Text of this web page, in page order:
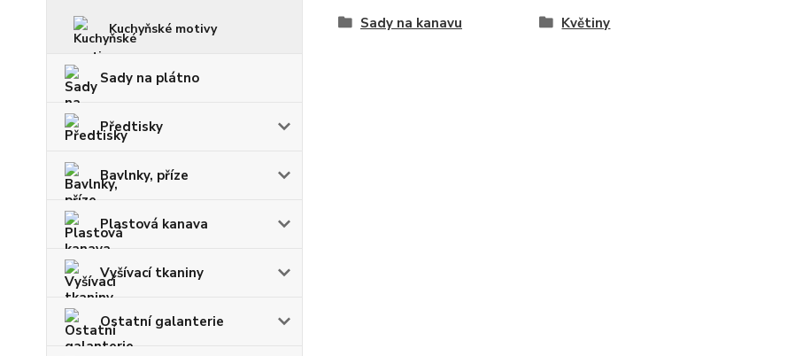
Kuchyňské motivy
Sady na plátno
Předtisky
Bavlnky, příze
Plastová kanava
Vyšívací tkaniny
Ostatní galanterie
Sady na kanavu Květiny